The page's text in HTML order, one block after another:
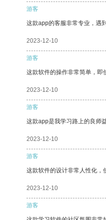
游客
这款app的客服非常专业，遇
2023-12-10
游客
这款软件的操作非常简单，即
2023-12-10
游客
这款app是我学习路上的良师
2023-12-10
游客
这款软件的设计非常人性化，
2023-12-10
游客